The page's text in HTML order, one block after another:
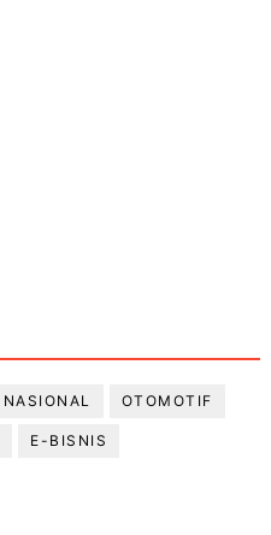
NASIONAL OTOMOTIF
E-BISNIS